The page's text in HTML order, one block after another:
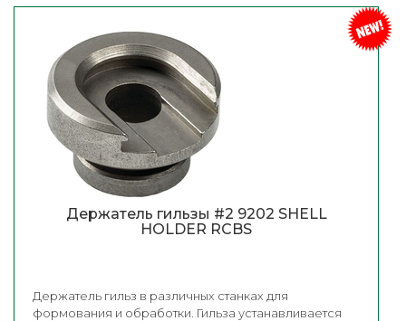
Держатель гильзы #2 9202 SHELL
HOLDER RCBS
Держатель гильз в различных станках для
формования и обработки. Гильза устанавливается